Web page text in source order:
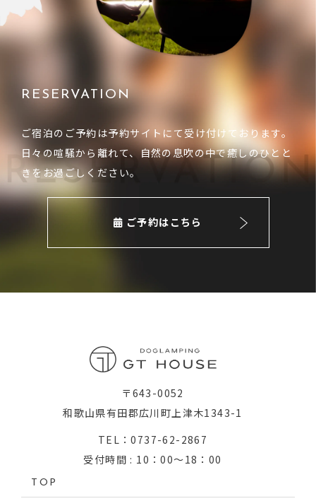
RESERVATION
ご宿泊のご予約は予約サイトにて受け付けております。
日々の喧騒から離れて、自然の息吹の中で癒しのひとと
きをお過ごしください。
ご予約はこちら
〒643-0052
和歌山県有田郡広川町上津木1343-1
TEL：0737-62-2867
受付時間 : 10：00～18：00
TOP